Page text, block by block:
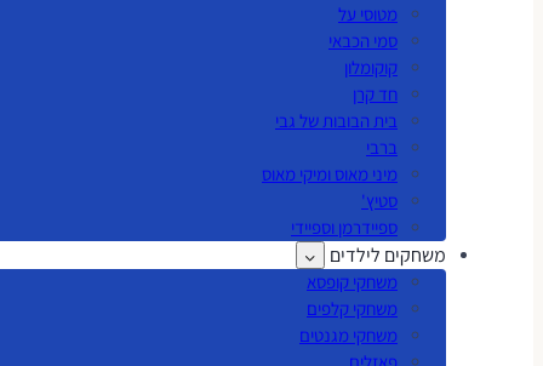
מטוסי על
סמי הכבאי
קוקומלון
חד קרן
בית הבובות של גבי
ברבי
מיני מאוס ומיקי מאוס
סטיץ'
ספיידרמן וספיידי
משחקים לילדים
משחקי קופסא
משחקי קלפים
משחקי מגנטים